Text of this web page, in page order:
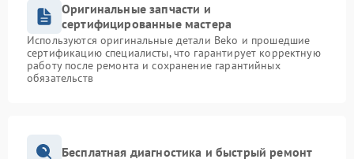
Оригинальные запчасти и
сертифицированные мастера
Используются оригинальные детали Beko и прошедшие
сертификацию специалисты, что гарантирует корректную
работу после ремонта и сохранение гарантийных
обязательств
Бесплатная диагностика и быстрый ремонт